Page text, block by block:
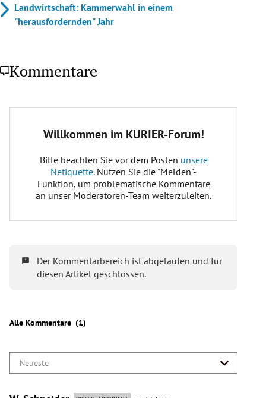
Landwirtschaft: Kammerwahl in einem
"herausfordernden" Jahr
Kommentare